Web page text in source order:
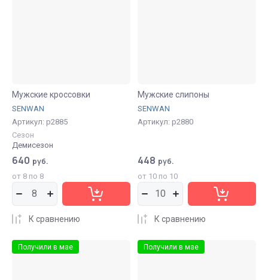
Мужские кроссовки
SENWAN
Артикул: р2885
Сезон
Демисезон
640 руб.
от 8 по 8
К сравнению
Мужские слипоны
SENWAN
Артикул: р2880
448 руб.
от 10 по 10
К сравнению
Получили в мае Получили в мае